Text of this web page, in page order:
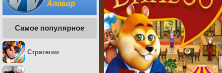
Самое популярное
Стратегии